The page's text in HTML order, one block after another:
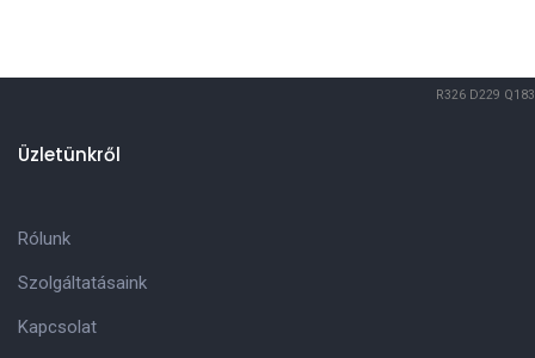
R326 D229 Q183
Üzletünkről
Rólunk
Szolgáltatásaink
Kapcsolat